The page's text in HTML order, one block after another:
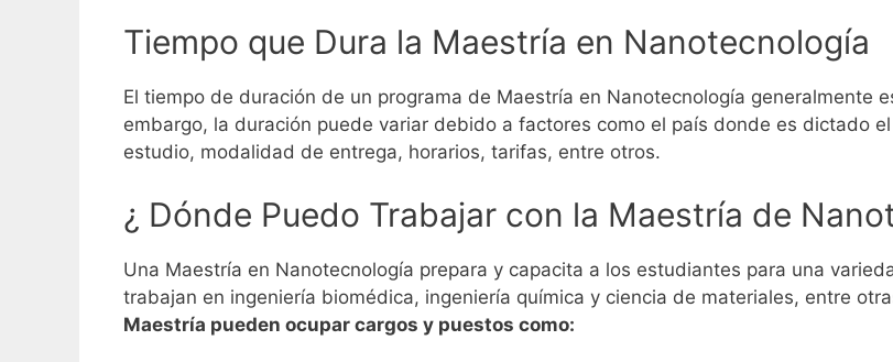
Tiempo que Dura la Maestría en Nanotecnología
El tiempo de duración de un programa de Maestría en Nanotecnología generalmente
embargo, la duración puede variar debido a factores como el país donde es dictado
estudio, modalidad de entrega, horarios, tarifas, entre otros.
¿ Dónde Puedo Trabajar con la Maestría de
Una Maestría en Nanotecnología prepara y capacita a los estudiantes para una
trabajan en ingeniería biomédica, ingeniería química y ciencia de materiales, entre
Maestría pueden ocupar cargos y puestos como: